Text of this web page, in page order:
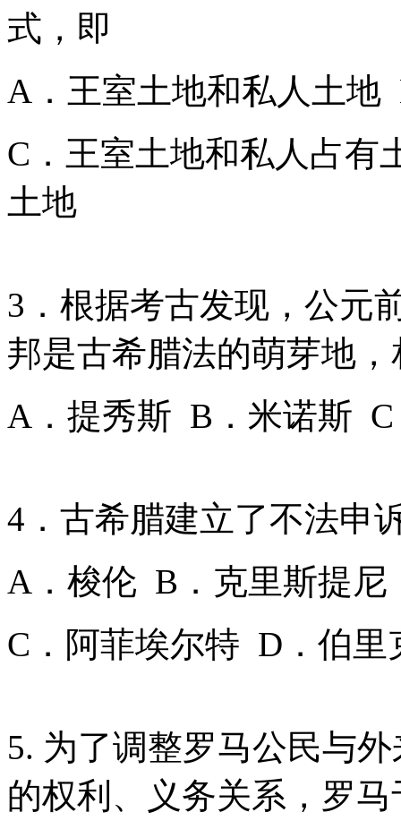
式，即
A．王室土地和私人土地
C．王室土地和私人占有
土地
3．根据考古发现，公元
邦是古希腊法的萌芽地
A．提秀斯 B．米诺斯
4．古希腊建立了不法申
A．梭伦 B．克里斯提尼
C．阿菲埃尔特 D．伯里
5. 为了调整罗马公民与
的权利、义务关系，罗